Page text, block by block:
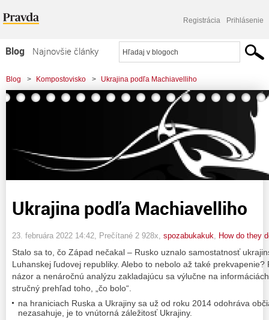
Registrácia Prihlásenie
Blog
Najnovšie články
Najčítanejšie články
Najkomentovanejšie články
Komerčné blogy
Blog > Kompostovisko > Ukrajina podľa Machiavelliho
Ukrajina podľa Machiavelliho
23. februára 2022 14:42 , Prečítané 2 928x, spozabukakuk How do they
Stalo sa to, čo Západ nečakal – Rusko uznalo samostatnosť
Luhanskej ľudovej republiky. Alebo to nebolo až také prekvapenie?
názor a nenáročnú analýzu zakladajúcu sa výlučne na
stručný prehľad toho, „čo bolo“.
na hraniciach Ruska a Ukrajiny sa už od roku 2014 odohráva
nezasahuje, je to vnútorná záležitosť Ukrajiny.